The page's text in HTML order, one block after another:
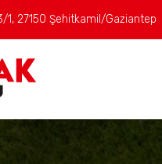
1, 27150 Şehitkamil/Gaziantep